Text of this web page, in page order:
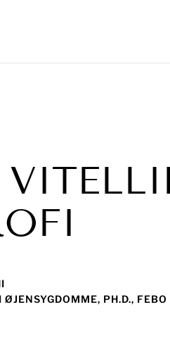
ØJENSYGDOMME, PH.D., FEBO